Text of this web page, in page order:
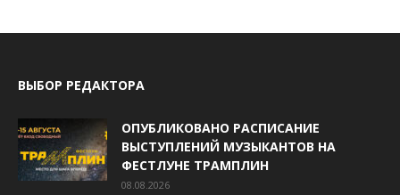
ВЫБОР РЕДАКТОРА
ОПУБЛИКОВАНО РАСПИСАНИЕ
ВЫСТУПЛЕНИЙ МУЗЫКАНТОВ НА
ФЕСТЛУНЕ ТРАМПЛИН
08.08.2026